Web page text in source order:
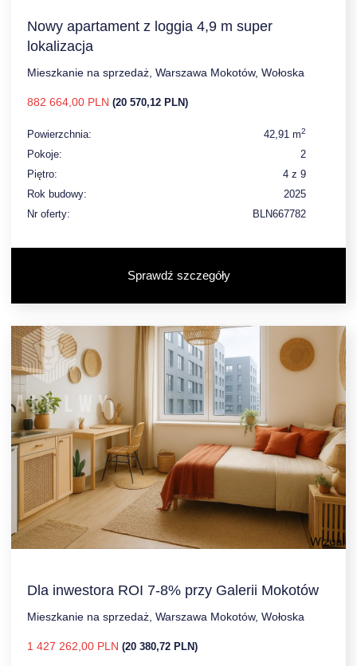
Nowy apartament z loggia 4,9 m super
lokalizacja
Mieszkanie na sprzedaż, Warszawa Mokotów, Wołoska
882 664,00 PLN (20 570,12 PLN)
Powierzchnia: 42,91 m2
Pokoje:
2
Piętro:
4 z 9
Rok budowy:
2025
Nr oferty:
BLN667782
Sprawdź szczegóły
Dla inwestora ROI 7-8% przy Galerii Mokotów
Mieszkanie na sprzedaż, Warszawa Mokotów, Wołoska
1 427 262,00 PLN (20 380,72 PLN)